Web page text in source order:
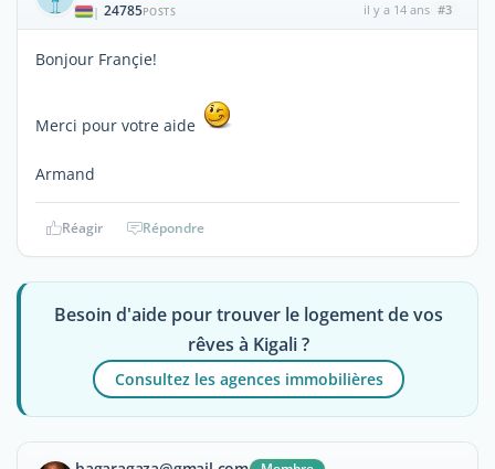
| 24785POSTS il y a 14 ans #3
Bonjour Françie!
Merci pour votre aide
Armand
Réagir Répondre
Besoin d'aide pour trouver le logement de vos
rêves à Kigali ?
Consultez les agences immobilières